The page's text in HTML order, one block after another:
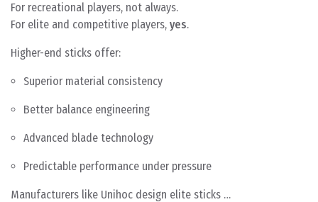
For recreational players, not always.
For elite and competitive players, yes.
Higher-end sticks offer:
Superior material consistency
Better balance engineering
Advanced blade technology
Predictable performance under pressure
Manufacturers like Unihoc design elite sticks …